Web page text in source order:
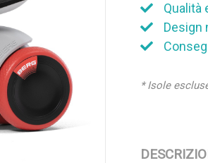
Qualità
Design
* Isole